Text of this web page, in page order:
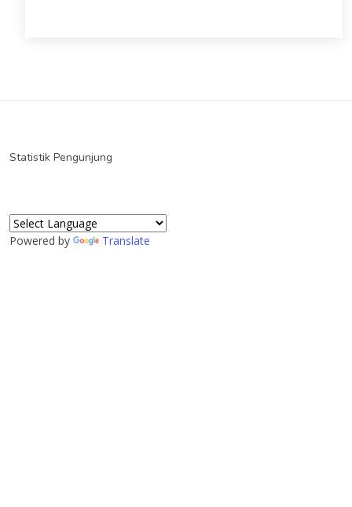
Statistik Pengunjung
Powered by Translate